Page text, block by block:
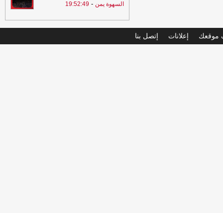
السهوة يمن -
19:52:49
موقعك إعلانات إتصل بنا